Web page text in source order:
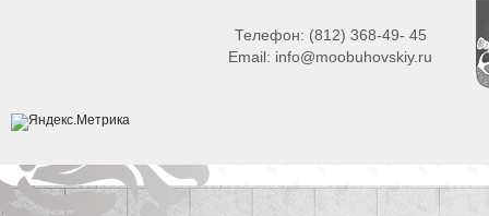
Телефон: (812) 368-49- 45
Email: info@moobuhovskiy.ru